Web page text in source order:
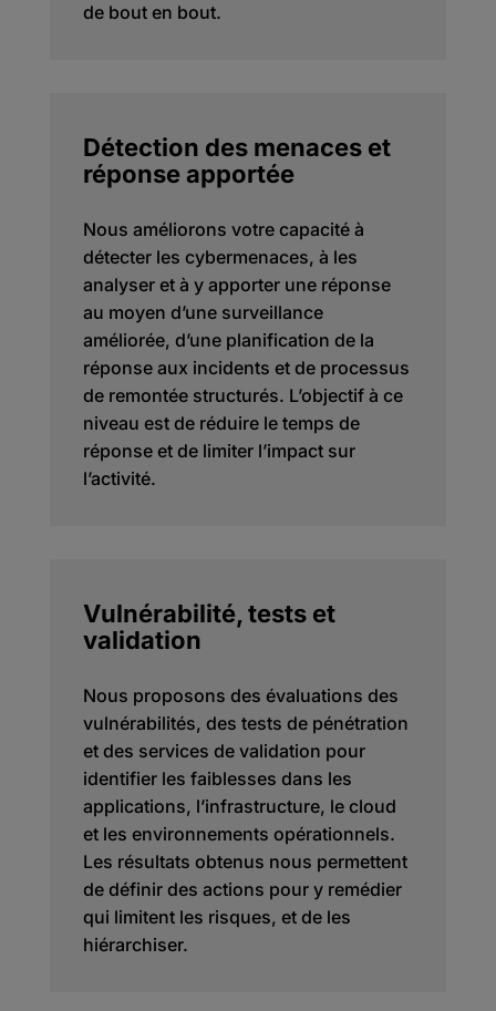
de bout en bout.
Détection des menaces et
réponse apportée
Nous améliorons votre capacité à
détecter les cybermenaces, à les
analyser et à y apporter une réponse
au moyen d’une surveillance
améliorée, d’une planification de la
réponse aux incidents et de processus
de remontée structurés. L’objectif à ce
niveau est de réduire le temps de
réponse et de limiter l’impact sur
l’activité.
Vulnérabilité, tests et
validation
Nous proposons des évaluations des
vulnérabilités, des tests de pénétration
et des services de validation pour
identifier les faiblesses dans les
applications, l’infrastructure, le cloud
et les environnements opérationnels.
Les résultats obtenus nous permettent
de définir des actions pour y remédier
qui limitent les risques, et de les
hiérarchiser.